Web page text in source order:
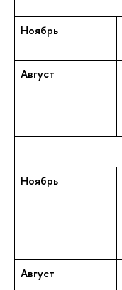
Ноябрь
Август
Ноябрь
Август